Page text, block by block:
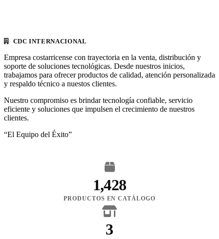
CDC INTERNACIONAL
Empresa costarricense con trayectoria en la venta, distribución y
soporte de soluciones tecnológicas. Desde nuestros inicios,
trabajamos para ofrecer productos de calidad, atención personalizada
y respaldo técnico a nuestos clientes.
Nuestro compromiso es brindar tecnología confiable, servicio
eficiente y soluciones que impulsen el crecimiento de nuestros
clientes.
“El Equipo del Éxito”
1,428
PRODUCTOS EN CATÁLOGO
3